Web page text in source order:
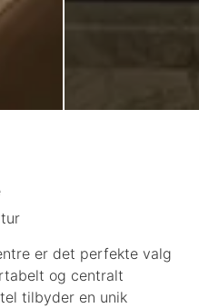
er det perfekte valg
og centralt
tilbyder en unik